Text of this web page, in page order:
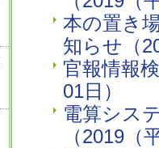
本の置き
知らせ（
官報情報
01日）
電算シス
（2019（